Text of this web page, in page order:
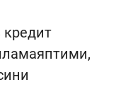
кредит